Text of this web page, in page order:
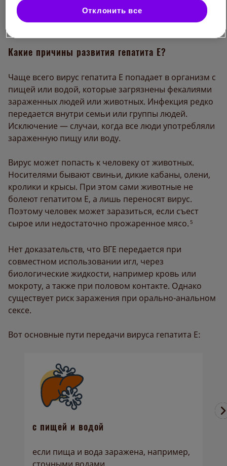
Какие причины развития гепатита Е?
Чаще всего вирус гепатита Е попадает в организм с
пищей или водой, которые загрязнены фекалиями
зараженных людей или животных. Инфекция редко
передается внутри семьи или группы людей.
Исключение — случаи, когда все люди употребляли
зараженную пищу или воду.
Вирус может попасть к человеку от животных.
Носителями бывают свиньи, дикие кабаны, олени,
кролики и крысы. При этом сами животные не
болеют гепатитом Е, а лишь переносят вирус.
Поэтому человек может заразиться, если съест
сырое или недостаточно прожаренное мясо. 5
Нет доказательств, что ВГЕ передается при
совместном использовании игл, через
биологические жидкости, например кровь или
мокроту, а также при половом контакте. Однако
существует риск заражения при орально-анальном
сексе.
Вот основные пути передачи вируса гепатита Е:
с пищей и водой
если пища и вода заражена, например,
Отклонить все